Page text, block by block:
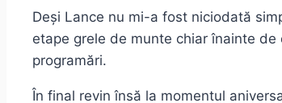
Deși Lance nu mi-a fost niciodată
etape grele de munte chiar înainte
programări.
În final revin însă la momentul